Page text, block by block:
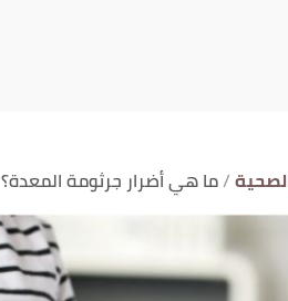
ما هي أضرار جرثومة المعدة؟